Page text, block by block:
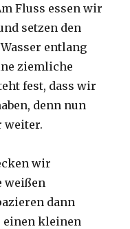
Fluss essen wir
setzen den
entlang
ziemliche
fest, dass wir
denn nun
weiter.
wir
weißen
dann
einen kleinen